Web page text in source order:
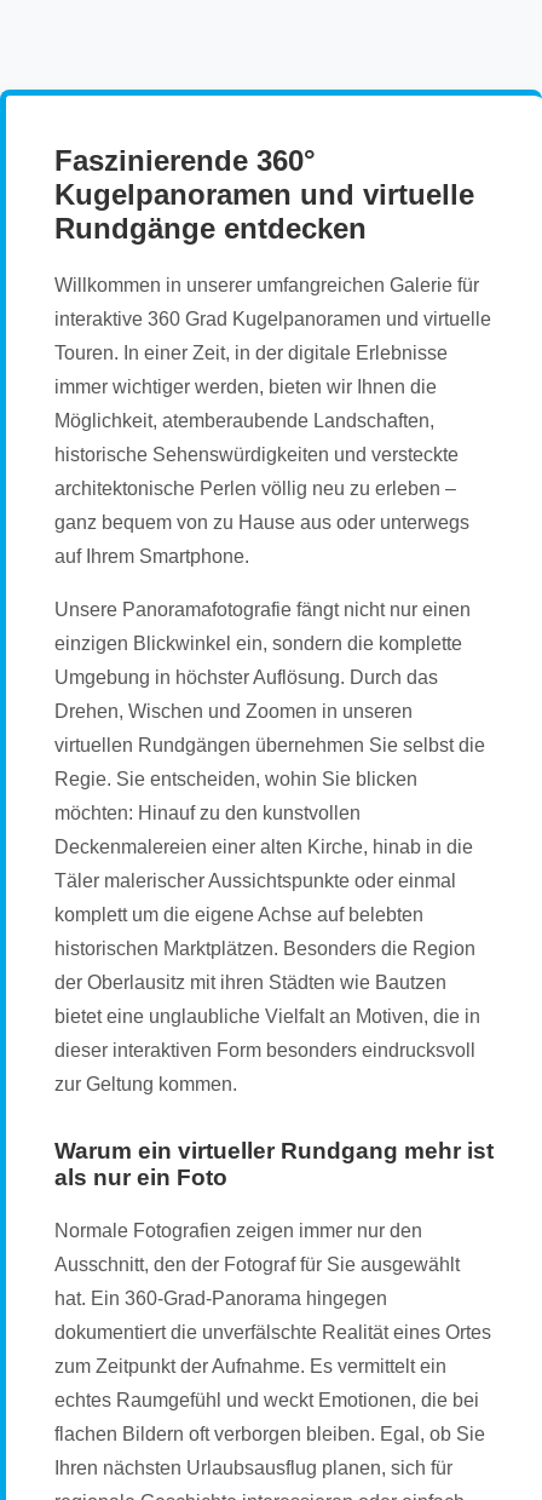
Faszinierende 360°
Kugelpanoramen und virtuelle
Rundgänge entdecken
Willkommen in unserer umfangreichen Galerie für
interaktive 360 Grad Kugelpanoramen und virtuelle
Touren. In einer Zeit, in der digitale Erlebnisse
immer wichtiger werden, bieten wir Ihnen die
Möglichkeit, atemberaubende Landschaften,
historische Sehenswürdigkeiten und versteckte
architektonische Perlen völlig neu zu erleben –
ganz bequem von zu Hause aus oder unterwegs
auf Ihrem Smartphone.
Unsere Panoramafotografie fängt nicht nur einen
einzigen Blickwinkel ein, sondern die komplette
Umgebung in höchster Auflösung. Durch das
Drehen, Wischen und Zoomen in unseren
virtuellen Rundgängen übernehmen Sie selbst die
Regie. Sie entscheiden, wohin Sie blicken
möchten: Hinauf zu den kunstvollen
Deckenmalereien einer alten Kirche, hinab in die
Täler malerischer Aussichtspunkte oder einmal
komplett um die eigene Achse auf belebten
historischen Marktplätzen. Besonders die Region
der Oberlausitz mit ihren Städten wie Bautzen
bietet eine unglaubliche Vielfalt an Motiven, die in
dieser interaktiven Form besonders eindrucksvoll
zur Geltung kommen.
Warum ein virtueller Rundgang mehr ist
als nur ein Foto
Normale Fotografien zeigen immer nur den
Ausschnitt, den der Fotograf für Sie ausgewählt
hat. Ein 360-Grad-Panorama hingegen
dokumentiert die unverfälschte Realität eines Ortes
zum Zeitpunkt der Aufnahme. Es vermittelt ein
echtes Raumgefühl und weckt Emotionen, die bei
flachen Bildern oft verborgen bleiben. Egal, ob Sie
Ihren nächsten Urlaubsausflug planen, sich für